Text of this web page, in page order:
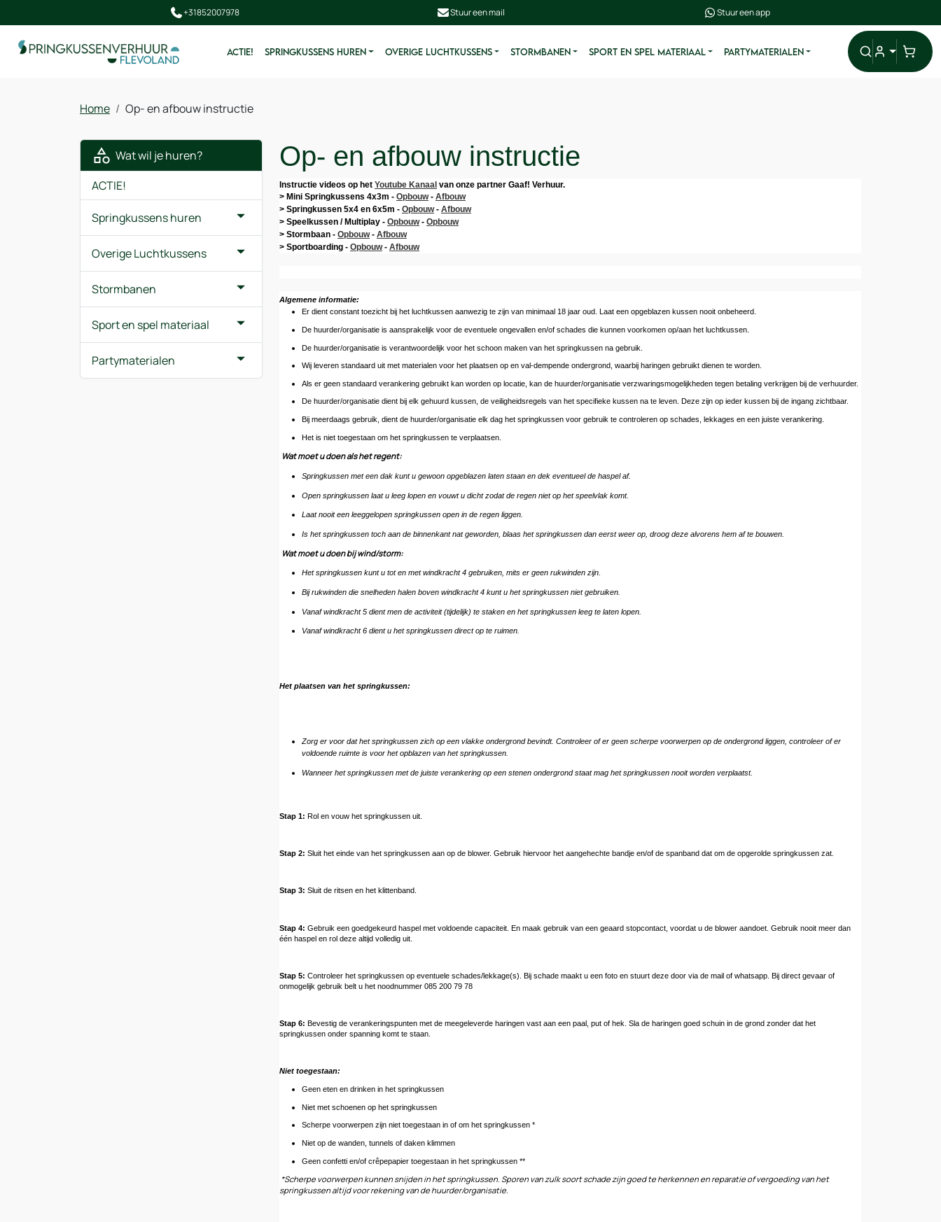
+31852007978 Stuur een mail Stuur een app
ACTIE! SPRINGKUSSENS HUREN OVERIGE LUCHTKUSSENS STORMBANEN SPORT EN SPEL MATERIAAL PARTYMATERIALEN
Home Op- en afbouw instructie
Wat wil je huren?
ACTIE!
Springkussens huren
Overige Luchtkussens
Stormbanen
Sport en spel materiaal
Partymaterialen
Op- en afbouw instructie
Instructie videos op het Youtube Kanaal van onze partner Gaaf! Verhuur.
> Mini Springkussens 4x3m - Opbouw - Afbouw
> Springkussen 5x4 en 6x5m - Opbouw - Afbouw
> Speelkussen / Multiplay - Opbouw - Opbouw
> Stormbaan - Opbouw - Afbouw
> Sportboarding - Opbouw - Afbouw
Algemene informatie:
Er dient constant toezicht bij het luchtkussen aanwezig te zijn van minimaal 18 jaar oud. Laat een opgeblazen kussen nooit onbeheerd.
De huurder/organisatie is aansprakelijk voor de eventuele ongevallen en/of schades die kunnen voorkomen op/aan het luchtkussen.
De huurder/organisatie is verantwoordelijk voor het schoon maken van het springkussen na gebruik.
Wij leveren standaard uit met materialen voor het plaatsen op en val-dempende ondergrond, waarbij haringen gebruikt dienen te worden.
Als er geen standaard verankering gebruikt kan worden op locatie, kan de huurder/organisatie verzwaringsmogelijkheden tegen betaling verkrijgen bij de verhuurder.
De huurder/organisatie dient bij elk gehuurd kussen, de veiligheidsregels van het specifieke kussen na te leven. Deze zijn op ieder kussen bij de ingang zichtbaar.
Bij meerdaags gebruik, dient de huurder/organisatie elk dag het springkussen voor gebruik te controleren op schades, lekkages en een juiste verankering.
Het is niet toegestaan om het springkussen te verplaatsen.
Wat moet u doen als het regent:
Springkussen met een dak kunt u gewoon opgeblazen laten staan en dek eventueel de haspel af.
Open springkussen laat u leeg lopen en vouwt u dicht zodat de regen niet op het speelvlak komt.
Laat nooit een leeggelopen springkussen open in de regen liggen.
Is het springkussen toch aan de binnenkant nat geworden, blaas het springkussen dan eerst weer op, droog deze alvorens hem af te bouwen.
Wat moet u doen bij wind/storm:
Het springkussen kunt u tot en met windkracht 4 gebruiken, mits er geen rukwinden zijn.
Bij rukwinden die snelheden halen boven windkracht 4 kunt u het springkussen niet gebruiken.
Vanaf windkracht 5 dient men de activiteit (tijdelijk) te staken en het springkussen leeg te laten lopen.
Vanaf windkracht 6 dient u het springkussen direct op te ruimen.
Het plaatsen van het springkussen:
Zorg er voor dat het springkussen zich op een vlakke ondergrond bevindt. Controleer of er geen scherpe voorwerpen op de ondergrond liggen, controleer of er
voldoende ruimte is voor het opblazen van het springkussen.
Wanneer het springkussen met de juiste verankering op een stenen ondergrond staat mag het springkussen nooit worden verplaatst.
Stap 1: Rol en vouw het springkussen uit.
Stap 2: Sluit het einde van het springkussen aan op de blower. Gebruik hiervoor het aangehechte bandje en/of de spanband dat om de opgerolde springkussen zat.
Stap 3: Sluit de ritsen en het klittenband.
Stap 4: Gebruik een goedgekeurd haspel met voldoende capaciteit. En maak gebruik van een geaard stopcontact, voordat u de blower aandoet. Gebruik nooit meer dan
één haspel en rol deze altijd volledig uit.
Stap 5: Controleer het springkussen op eventuele schades/lekkage(s). Bij schade maakt u een foto en stuurt deze door via de mail of whatsapp. Bij direct gevaar of
onmogelijk gebruik belt u het noodnummer 085 200 79 78
Stap 6: Bevestig de verankeringspunten met de meegeleverde haringen vast aan een paal, put of hek. Sla de haringen goed schuin in de grond zonder dat het
springkussen onder spanning komt te staan.
Niet toegestaan:
Geen eten en drinken in het springkussen
Niet met schoenen op het springkussen
Scherpe voorwerpen zijn niet toegestaan in of om het springkussen *
Niet op de wanden, tunnels of daken klimmen
Geen confetti en/of crêpepapier toegestaan in het springkussen **
*Scherpe voorwerpen kunnen snijden in het springkussen. Sporen van zulk soort schade zijn goed te herkennen en reparatie of vergoeding van het
springkussen altijd voor rekening van de huurder/organisatie.